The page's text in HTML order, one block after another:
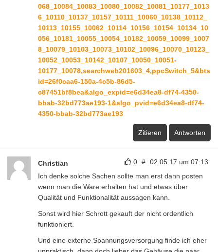
068_10084_10083_10080_10082_10081_10177_1013
6_10110_10137_10157_10111_10060_10138_10112_
10113_10155_10062_10114_10156_10154_10134_10
056_10181_10055_10054_10182_10059_10099_1007
8_10079_10103_10073_10102_10096_10070_10123_
10052_10053_10142_10107_10050_10051-
10177_10078,searchweb201603_4,ppcSwitch_5&bts
id=26f0caa6-150a-4c5b-86d5-
c87451bf8bea&algo_expid=e6d34ea8-df74-4350-
bbab-32bd773ae193-1&algo_pvid=e6d34ea8-df74-
4350-bbab-32bd773ae193
Zitieren Antworten
0 # 02.05.17 um 07:13
Christian
Ich denke solche Sachen sollte man erst dann posten
wenn man die Ware erhalten hat und etwas über
Qualität und Funktionalität aussagen kann.
Sonst wird hier Schrott gekauft der nicht ordentlich
funktioniert.
Und eine externe Spannungsversorgung finde ich eher